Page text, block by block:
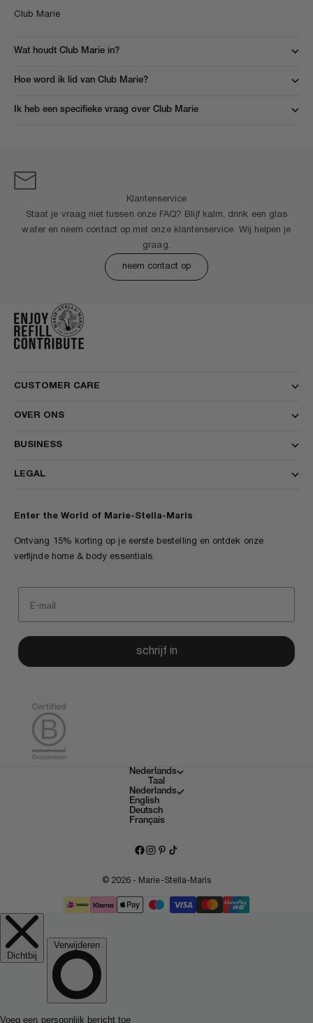
Club Marie
Wat houdt Club Marie in?
Hoe word ik lid van Club Marie?
Ik heb een specifieke vraag over Club Marie
Klantenservice
Staat je vraag niet tussen onze FAQ? Blijf kalm, drink een glas
water en neem contact op met onze klantenservice. Wij helpen je
graag.
neem contact op
CUSTOMER CARE
OVER ONS
BUSINESS
LEGAL
Enter the World of Marie-Stella-Maris
Ontvang 15% korting op je eerste bestelling en ontdek onze
verfijnde home & body essentials.
schrijf in
Nederlands
Taal
Nederlands
English
Deutsch
Français
© 2026 - Marie-Stella-Maris